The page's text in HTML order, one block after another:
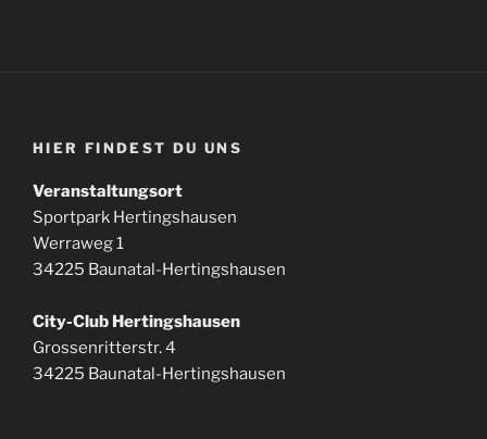
HIER FINDEST DU UNS
Veranstaltungsort
Sportpark Hertingshausen
Werraweg 1
34225 Baunatal-Hertingshausen
City-Club Hertingshausen
Grossenritterstr. 4
34225 Baunatal-Hertingshausen